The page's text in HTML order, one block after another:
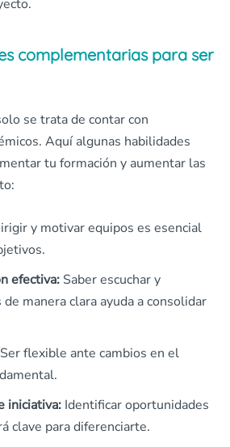
complementarias para ser
se trata de contar con
Aquí algunas habilidades
tu formación y aumentar las
y motivar equipos es esencial
efectiva: Saber escuchar y
manera clara ayuda a consolidar
Ser flexible ante cambios en el
iniciativa: Identificar oportunidades
clave para diferenciarte.